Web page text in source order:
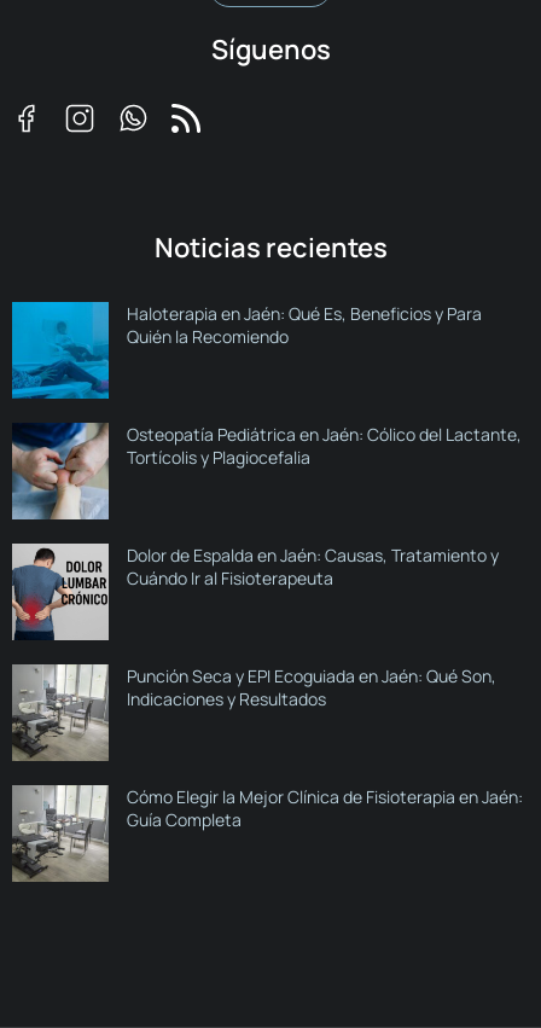
Síguenos
Noticias recientes
Haloterapia en Jaén: Qué Es, Beneficios y Para
Quién la Recomiendo
Osteopatía Pediátrica en Jaén: Cólico del Lactante,
Tortícolis y Plagiocefalia
Dolor de Espalda en Jaén: Causas, Tratamiento y
Cuándo Ir al Fisioterapeuta
Punción Seca y EPI Ecoguiada en Jaén: Qué Son,
Indicaciones y Resultados
Cómo Elegir la Mejor Clínica de Fisioterapia en Jaén:
Guía Completa